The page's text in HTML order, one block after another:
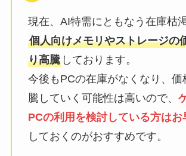
現在、AI特需にともなう在庫枯
個人向けメモリやストレージの
り高騰しております。
今後もPCの在庫がなくなり、価
騰していく可能性は高いので、
PCの利用を検討している方はお
しておくのがおすすめです。